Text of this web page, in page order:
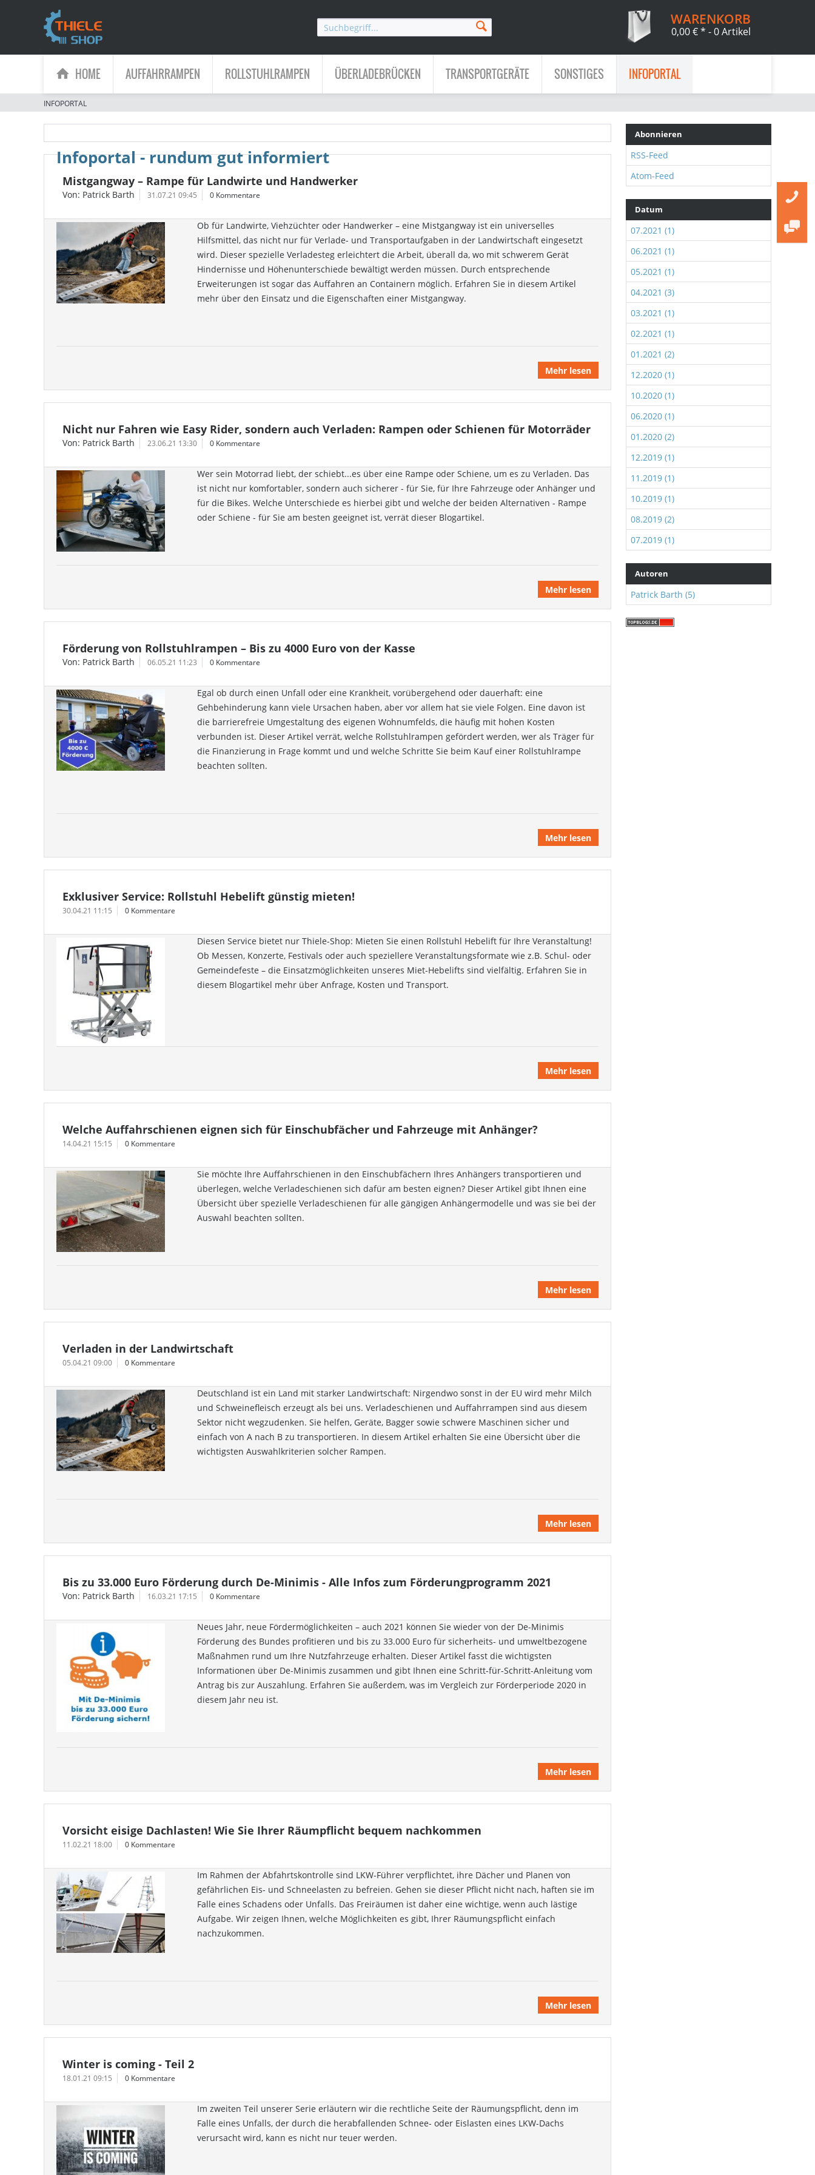
WARENKORB
0,00 € * - 0 Artikel
HOME AUFFAHRRAMPEN ROLLSTUHLRAMPEN ÜBERLADEBRÜCKEN TRANSPORTGERÄTE SONSTIGES INFOPORTAL
INFOPORTAL
Abonnieren
RSS-Feed
Atom-Feed
Datum
07.2021 (1)
06.2021 (1)
05.2021 (1)
04.2021 (3)
03.2021 (1)
02.2021 (1)
01.2021 (2)
12.2020 (1)
10.2020 (1)
06.2020 (1)
01.2020 (2)
12.2019 (1)
11.2019 (1)
10.2019 (1)
08.2019 (2)
07.2019 (1)
Autoren
Patrick Barth (5)
Infoportal - rundum gut informiert
Mistgangway – Rampe für Landwirte und Handwerker
Von: Patrick Barth 31.07.21 09:45 0 Kommentare
Ob für Landwirte, Viehzüchter oder Handwerker – eine Mistgangway ist ein universelles
Hilfsmittel, das nicht nur für Verlade- und Transportaufgaben in der Landwirtschaft eingesetzt
wird. Dieser spezielle Verladesteg erleichtert die Arbeit, überall da, wo mit schwerem Gerät
Hindernisse und Höhenunterschiede bewältigt werden müssen. Durch entsprechende
Erweiterungen ist sogar das Auffahren an Containern möglich. Erfahren Sie in diesem Artikel
mehr über den Einsatz und die Eigenschaften einer Mistgangway.
Mehr lesen
Nicht nur Fahren wie Easy Rider, sondern auch Verladen: Rampen oder Schienen für Motorräder
Von: Patrick Barth 23.06.21 13:30 0 Kommentare
Wer sein Motorrad liebt, der schiebt...es über eine Rampe oder Schiene, um es zu Verladen. Das
ist nicht nur komfortabler, sondern auch sicherer - für Sie, für Ihre Fahrzeuge oder Anhänger und
für die Bikes. Welche Unterschiede es hierbei gibt und welche der beiden Alternativen - Rampe
oder Schiene - für Sie am besten geeignet ist, verrät dieser Blogartikel.
Mehr lesen
Förderung von Rollstuhlrampen – Bis zu 4000 Euro von der Kasse
Von: Patrick Barth 06.05.21 11:23 0 Kommentare
Egal ob durch einen Unfall oder eine Krankheit, vorübergehend oder dauerhaft: eine
Gehbehinderung kann viele Ursachen haben, aber vor allem hat sie viele Folgen. Eine davon ist
die barrierefreie Umgestaltung des eigenen Wohnumfelds, die häufig mit hohen Kosten
verbunden ist. Dieser Artikel verrät, welche Rollstuhlrampen gefördert werden, wer als Träger für
die Finanzierung in Frage kommt und und welche Schritte Sie beim Kauf einer Rollstuhlrampe
beachten sollten.
Mehr lesen
Exklusiver Service: Rollstuhl Hebelift günstig mieten!
30.04.21 11:15 0 Kommentare
Diesen Service bietet nur Thiele-Shop: Mieten Sie einen Rollstuhl Hebelift für Ihre Veranstaltung!
Ob Messen, Konzerte, Festivals oder auch speziellere Veranstaltungsformate wie z.B. Schul- oder
Gemeindefeste – die Einsatzmöglichkeiten unseres Miet-Hebelifts sind vielfältig. Erfahren Sie in
diesem Blogartikel mehr über Anfrage, Kosten und Transport.
Mehr lesen
Welche Auffahrschienen eignen sich für Einschubfächer und Fahrzeuge mit Anhänger?
14.04.21 15:15 0 Kommentare
Sie möchte Ihre Auffahrschienen in den Einschubfächern Ihres Anhängers transportieren und
überlegen, welche Verladeschienen sich dafür am besten eignen? Dieser Artikel gibt Ihnen eine
Übersicht über spezielle Verladeschienen für alle gängigen Anhängermodelle und was sie bei der
Auswahl beachten sollten.
Mehr lesen
Verladen in der Landwirtschaft
05.04.21 09:00 0 Kommentare
Deutschland ist ein Land mit starker Landwirtschaft: Nirgendwo sonst in der EU wird mehr Milch
und Schweinefleisch erzeugt als bei uns. Verladeschienen und Auffahrrampen sind aus diesem
Sektor nicht wegzudenken. Sie helfen, Geräte, Bagger sowie schwere Maschinen sicher und
einfach von A nach B zu transportieren. In diesem Artikel erhalten Sie eine Übersicht über die
wichtigsten Auswahlkriterien solcher Rampen.
Mehr lesen
Bis zu 33.000 Euro Förderung durch De-Minimis - Alle Infos zum Förderungprogramm 2021
Von: Patrick Barth 16.03.21 17:15 0 Kommentare
Neues Jahr, neue Fördermöglichkeiten – auch 2021 können Sie wieder von der De-Minimis
Förderung des Bundes profitieren und bis zu 33.000 Euro für sicherheits- und umweltbezogene
Maßnahmen rund um Ihre Nutzfahrzeuge erhalten. Dieser Artikel fasst die wichtigsten
Informationen über De-Minimis zusammen und gibt Ihnen eine Schritt-für-Schritt-Anleitung vom
Antrag bis zur Auszahlung. Erfahren Sie außerdem, was im Vergleich zur Förderperiode 2020 in
diesem Jahr neu ist.
Mehr lesen
Vorsicht eisige Dachlasten! Wie Sie Ihrer Räumpflicht bequem nachkommen
11.02.21 18:00 0 Kommentare
Im Rahmen der Abfahrtskontrolle sind LKW-Führer verpflichtet, ihre Dächer und Planen von
gefährlichen Eis- und Schneelasten zu befreien. Gehen sie dieser Pflicht nicht nach, haften sie im
Falle eines Schadens oder Unfalls. Das Freiräumen ist daher eine wichtige, wenn auch lästige
Aufgabe. Wir zeigen Ihnen, welche Möglichkeiten es gibt, Ihrer Räumungspflicht einfach
nachzukommen.
Mehr lesen
Winter is coming - Teil 2
18.01.21 09:15 0 Kommentare
Im zweiten Teil unserer Serie erläutern wir die rechtliche Seite der Räumungspflicht, denn im
Falle eines Unfalls, der durch die herabfallenden Schnee- oder Eislasten eines LKW-Dachs
verursacht wird, kann es nicht nur teuer werden.